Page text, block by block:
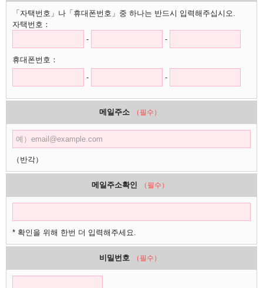
「자택번호」나「휴대폰번호」중 하나는 반드시 입력해주십시오.
자택번호：
-
-
휴대폰번호：
-
-
메일주소 （필수）
（반각）
메일주소확인 （필수）
* 확인을 위해 한번 더 입력해주세요.
비밀번호 （필수）